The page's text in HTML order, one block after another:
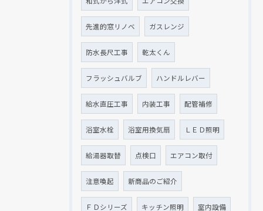
先進的窓リノベ ガスレンジ
防水長尺工事 乾太くん
フラッシュバルブ ハンドルレバー
給水直圧工事 内装工事 配管補修
浴室水栓 浴室用換気扇 ＬＥＤ照明
給湯器取替 点検口 エアコン取付
注意喚起 新商品のご紹介
ＦＤシリーズ キッチン照明 室内設備